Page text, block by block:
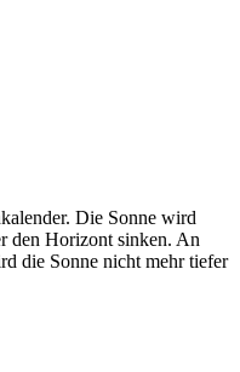
Die Sonne wird
den Horizont sinken. An
die Sonne nicht mehr tiefer